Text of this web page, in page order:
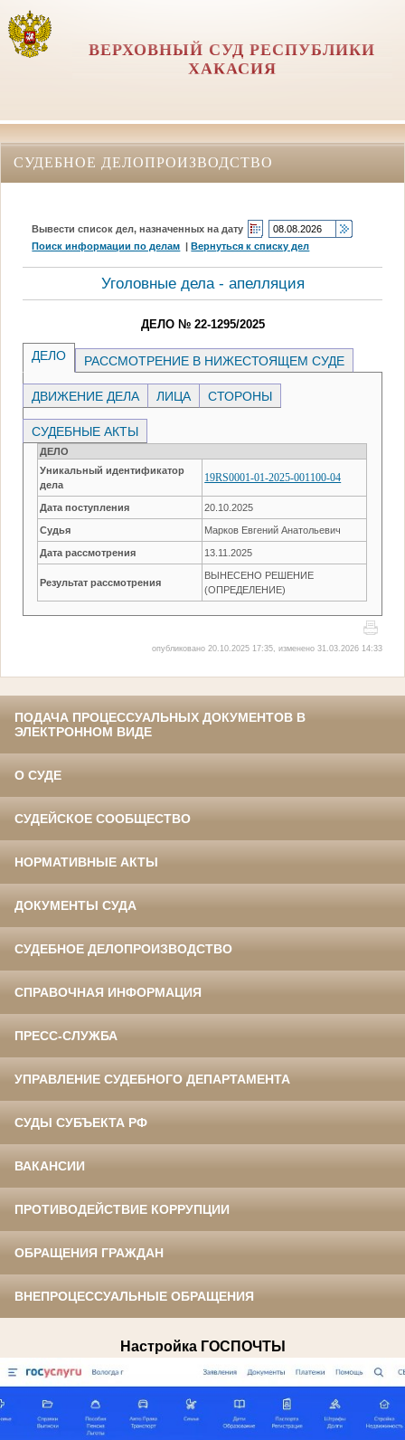
ВЕРХОВНЫЙ СУД РЕСПУБЛИКИ
ХАКАСИЯ
СУДЕБНОЕ ДЕЛОПРОИЗВОДСТВО
Вывести список дел, назначенных на дату
Поиск информации по делам |Вернуться к списку дел
Уголовные дела - апелляция
ДЕЛО № 22-1295/2025
ДЕЛО РАССМОТРЕНИЕ В НИЖЕСТОЯЩЕМ СУДЕ
ДВИЖЕНИЕ ДЕЛА ЛИЦА СТОРОНЫ
СУДЕБНЫЕ АКТЫ
ДЕЛО
Уникальный идентификатор
дела
19RS0001-01-2025-001100-04
Дата поступления 20.10.2025
Судья Марков Евгений Анатольевич
Дата рассмотрения 13.11.2025
Результат рассмотрения
ВЫНЕСЕНО РЕШЕНИЕ
(ОПРЕДЕЛЕНИЕ)
опубликовано 20.10.2025 17:35, изменено 31.03.2026 14:33
ПОДАЧА ПРОЦЕССУАЛЬНЫХ ДОКУМЕНТОВ В
ЭЛЕКТРОННОМ ВИДЕ
О СУДЕ
СУДЕЙСКОЕ СООБЩЕСТВО
НОРМАТИВНЫЕ АКТЫ
ДОКУМЕНТЫ СУДА
СУДЕБНОЕ ДЕЛОПРОИЗВОДСТВО
СПРАВОЧНАЯ ИНФОРМАЦИЯ
ПРЕСС-СЛУЖБА
УПРАВЛЕНИЕ СУДЕБНОГО ДЕПАРТАМЕНТА
СУДЫ СУБЪЕКТА РФ
ВАКАНСИИ
ПРОТИВОДЕЙСТВИЕ КОРРУПЦИИ
ОБРАЩЕНИЯ ГРАЖДАН
ВНЕПРОЦЕССУАЛЬНЫЕ ОБРАЩЕНИЯ
Настройка ГОСПОЧТЫ